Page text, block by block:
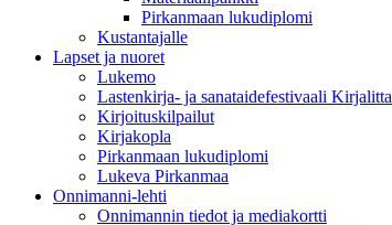
Pirkanmaan lukudiplomi
Kustantajalle
Lapset ja nuoret
Lukemo
Lastenkirja- ja sanataidefestivaali Kirjalitta
Kirjoituskilpailut
Kirjakopla
Pirkanmaan lukudiplomi
Lukeva Pirkanmaa
Onnimanni-lehti
Onnimannin tiedot ja mediakortti